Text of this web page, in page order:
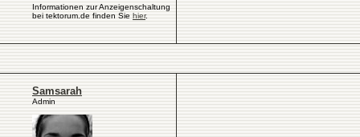
Informationen zur Anzeigenschaltung
bei tektorum.de finden Sie hier.
Samsarah
Admin